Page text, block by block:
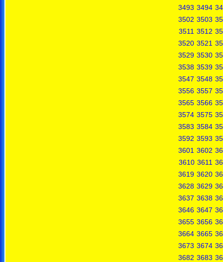
3493 3494
3502 3503
3511 3512
3520 3521
3529 3530
3538 3539
3547 3548
3556 3557
3565 3566
3574 3575
3583 3584
3592 3593
3601 3602
3610 3611
3619 3620
3628 3629
3637 3638
3646 3647
3655 3656
3664 3665
3673 3674
3682 3683